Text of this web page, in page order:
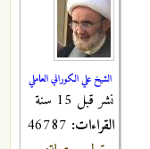
الشيخ علي الكوراني العاملي
نشر قبل 15 سنة
القراءات: